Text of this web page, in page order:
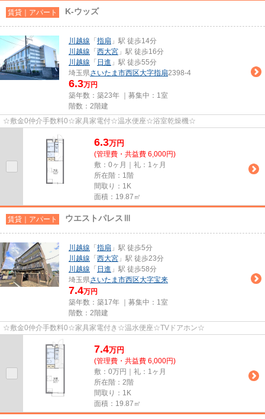
賃貸｜アパート K-ウッズ
川越線 「 指扇 」駅 徒歩14分
川越線 「 西大宮 」駅 徒歩16分
川越線 「 日進 」駅 徒歩55分
埼玉県さいたま市西区大字指扇2398-4
6.3万円
築年数：築23年 ｜募集中： 1室
階数：2階建
☆敷金0仲介手数料0☆家具家電付☆温水便座☆浴室乾燥機☆
6.3万円
(管理費・共益費 6,000円)
敷：0ヶ月｜礼：1ヶ月
所在階：1階
間取り：1K
面積：19.87㎡
賃貸｜アパート ウエストパレスⅢ
川越線 「 指扇 」駅 徒歩5分
川越線 「 西大宮 」駅 徒歩23分
川越線 「 日進 」駅 徒歩58分
埼玉県さいたま市西区大字宝来
7.4万円
築年数：築17年 ｜募集中： 1室
階数：2階建
☆敷金0仲介手数料0☆家具家電付き☆温水便座☆TVドアホン☆
7.4万円
(管理費・共益費 6,000円)
敷：0万円｜礼：1ヶ月
所在階：2階
間取り：1K
面積：19.87㎡